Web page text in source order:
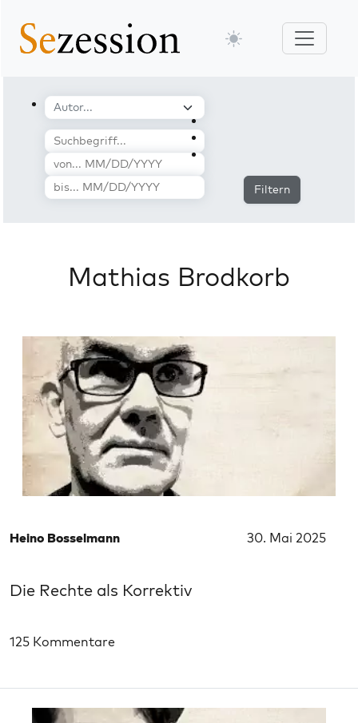
Filtern
Mathias Brodkorb
Heino Bosselmann 30. Mai 2025
Die Rechte als Korrektiv
125 Kommentare